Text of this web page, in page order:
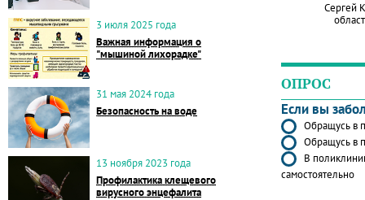
3 июля 2025 года
Важная информация о
"мышиной лихорадке"
31 мая 2024 года
Безопасность на воде
13 ноября 2023 года
Профилактика клещевого
вирусного энцефалита
Сергей
ОПРОС
Если вы
Обращусь в
Обращусь в
В
самостоятельно